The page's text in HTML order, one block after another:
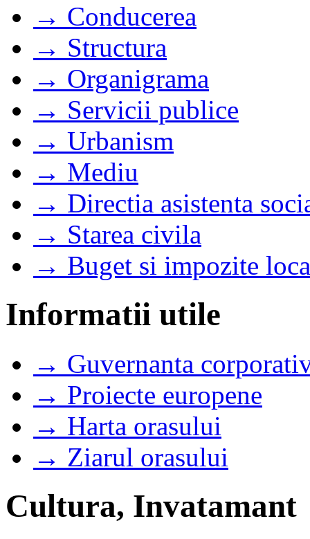
→ Conducerea
→ Structura
→ Organigrama
→ Servicii publice
→ Urbanism
→ Mediu
→ Directia asistenta
→ Starea civila
→ Buget si impozite
Informatii utile
→ Guvernanta
→ Proiecte europene
→ Harta orasului
→ Ziarul orasului
Cultura, Invatamant